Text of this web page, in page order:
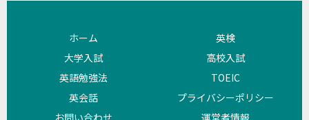
ホーム
英検
大学入試
高校入試
英語勉強法
TOEIC
英会話
プライバシーポリシー
お問い合わせ
運営者情報